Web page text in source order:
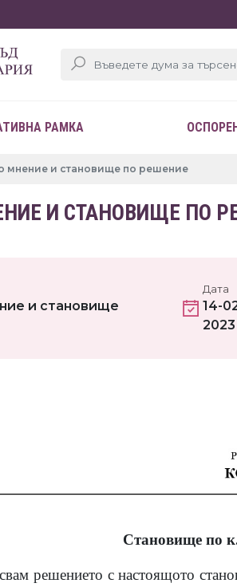
РАМКА
мнение и становище по решение
И СТАНОВИЩЕ ПО
и становище
Дата
14-
2023
Становище по
решението с настоящото